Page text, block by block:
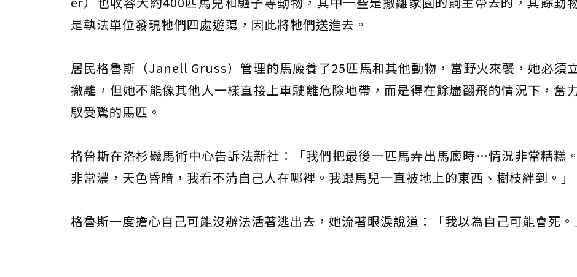
是執法單位發現牠們四處遊蕩，因此將牠們送進去。
居民格魯斯（Janell Gruss）管理的馬廄養了25匹馬和其他動物，當野火來襲，她必須
撤離，但她不能像其他人一樣直接上車駛離危險地帶，而是得在餘燼翻飛的情況下，奮
馭受驚的馬匹。
格魯斯在洛杉磯馬術中心告訴法新社：「我們把最後一匹馬弄出馬廄時…情況非常糟糕
非常濃，天色昏暗，我看不清自己人在哪裡。我跟馬兒一直被地上的東西、樹枝絆到。」
格魯斯一度擔心自己可能沒辦法活著逃出去，她流著眼淚說道：「我以為自己可能會死。